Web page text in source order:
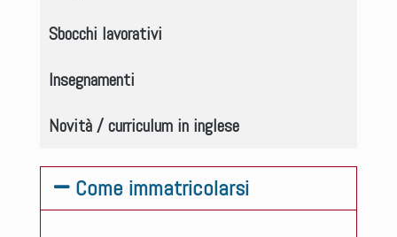
Sbocchi lavorativi
Insegnamenti
Novità / curriculum in inglese
Come immatricolarsi